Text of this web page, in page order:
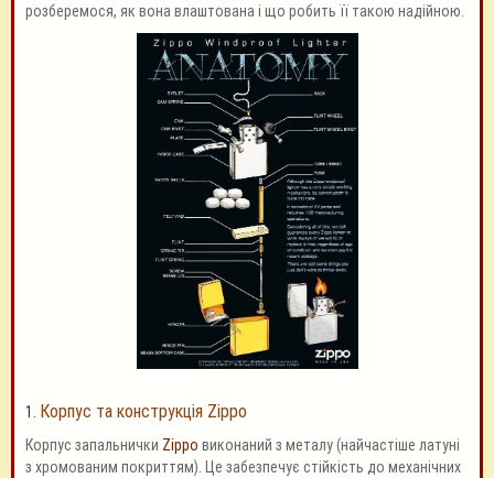
розберемося, як вона влаштована і що робить її такою надійною.
1. Корпус та конструкція Zippo
Корпус запальнички Zippo виконаний з металу (найчастіше латуні
з хромованим покриттям). Це забезпечує стійкість до механічних